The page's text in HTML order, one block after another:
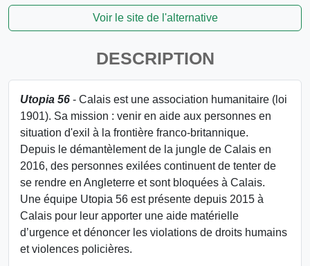
Voir le site de l'alternative
DESCRIPTION
Utopia 56 - Calais est une association humanitaire (loi
1901). Sa mission : venir en aide aux personnes en
situation d'exil à la frontière franco-britannique.
Depuis le démantèlement de la jungle de Calais en
2016, des personnes exilées continuent de tenter de
se rendre en Angleterre et sont bloquées à Calais.
Une équipe Utopia 56 est présente depuis 2015 à
Calais pour leur apporter une aide matérielle
d’urgence et dénoncer les violations de droits humains
et violences policières.